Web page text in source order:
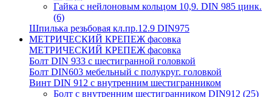
Гайка с нейлоновым кольцом 10,9. DIN 985 цинк.
(6)
Шпилька резьбовая кл.пр.12.9 DIN975
МЕТРИЧЕСКИЙ КРЕПЕЖ фасовка
МЕТРИЧЕСКИЙ КРЕПЕЖ фасовка
Болт DIN 933 с шестигранной головкой
Болт DIN603 мебельный с полукруг. головкой
Винт DIN 912 с внутренним шестигранником
Болт с внутренним шестигранником DIN912 (25)